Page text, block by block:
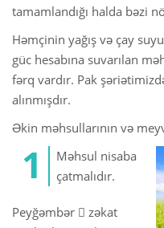
tamamlandığı halda bəzi
Həmçinin yağış və çay
güc hesabına suvarılan
fərq vardır. Pak
alınmışdır.
Əkin məhsullarının və
Məhsul nisaba
çatmalıdır.
Peyğəmbər  zəkat